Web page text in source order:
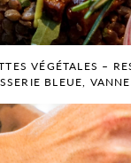
VÉGÉTALES –
BLEUE,